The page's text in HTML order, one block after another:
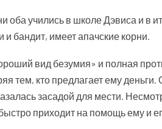
учились в школе Дэвиса и в
бандит, имеет апачские корни.
вид безумия» и полная
тем, кто предлагает ему
засадой для мести.
приходит на помощь ему и